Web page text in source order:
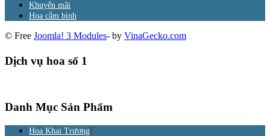
Khuyến mãi
Hoa cắm bình
© Free Joomla! 3 Modules- by VinaGecko.com
Dịch vụ hoa số 1
Danh Mục Sản Phẩm
Hoa Khai Trương